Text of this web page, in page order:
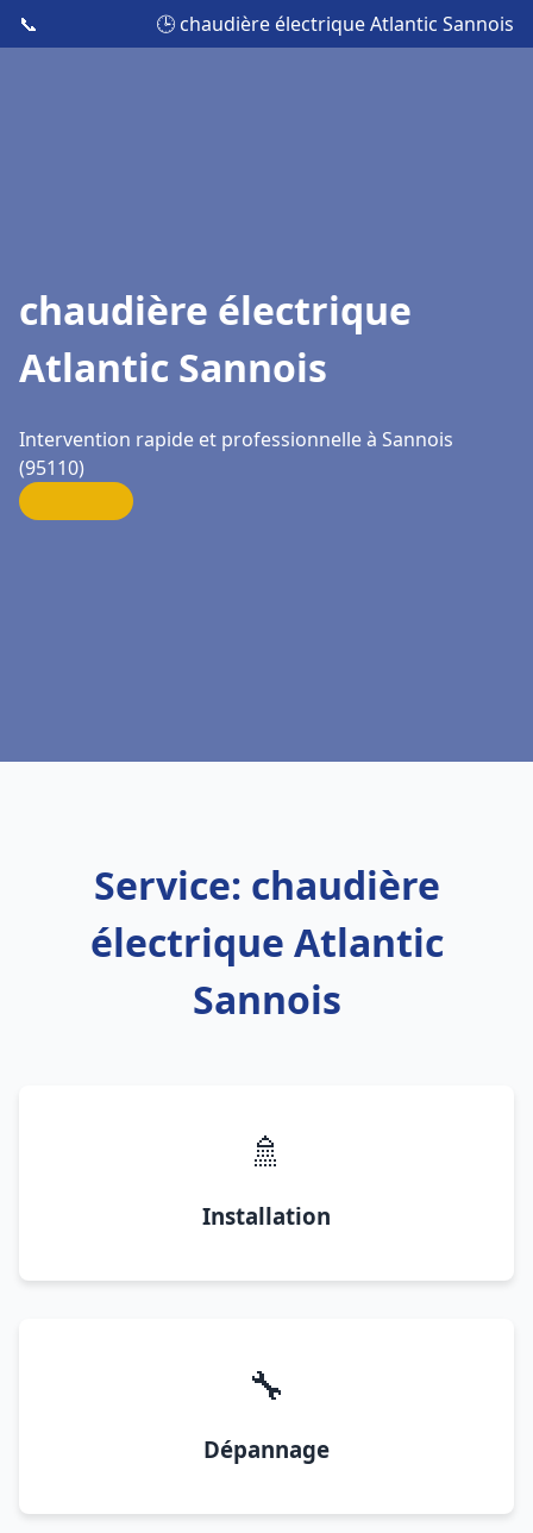
📞 🕒 chaudière électrique Atlantic Sannois
chaudière électrique
Atlantic Sannois
Intervention rapide et professionnelle à Sannois
(95110)
Service: chaudière
électrique Atlantic
Sannois
🚿
Installation
🔧
Dépannage